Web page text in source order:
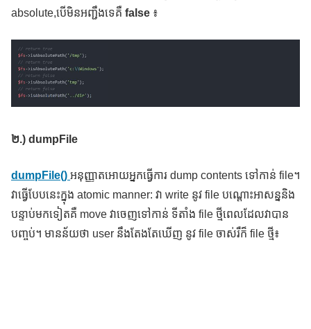
absolute,បើមិនអញ្ជឹងទេគឺ false ៖
២.) dumpFile
dumpFile() អនុញ្ញាតអោយអ្នកធ្វើការ dump contents ទៅកាន់ file។
វាធ្វើបែបនេះក្នុង atomic manner: វា write នូវ file បណ្ដោះអាសន្ននិង
បន្ទាប់មកទៀតគឺ move វាចេញទៅកាន់ ទីតាំង file ថ្មីពេលដែលវាបាន
បញ្ចប់។ មានន័យថា user នឹងតែងតែឃើញ នូវ file ចាស់រឺក៏ file ថ្មី៖